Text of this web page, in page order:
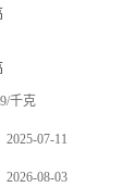
千克
2025-07-11
2026-08-03